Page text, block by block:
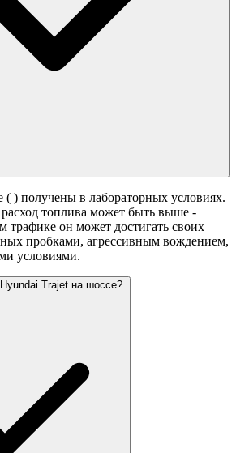
( ) получены в лабораторных условиях.
топлива может быть выше -
трафике он может достигать своих
пробками, агрессивным вождением,
условиями.
Trajet на шоссе?